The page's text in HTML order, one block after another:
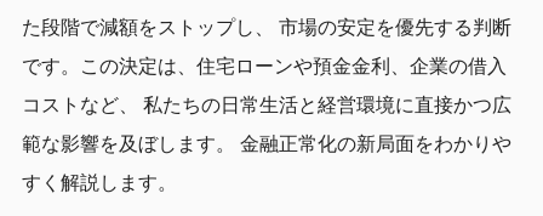
た段階で減額をストップし、 市場の安定を優先する判断
です。この決定は、住宅ローンや預金金利、企業の借入
コストなど、 私たちの日常生活と経営環境に直接かつ広
範な影響を及ぼします。 金融正常化の新局面をわかりや
すく解説します。